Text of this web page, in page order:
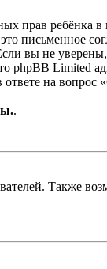
прав
письменное
вы не
phpBB Limited
на
.
Также